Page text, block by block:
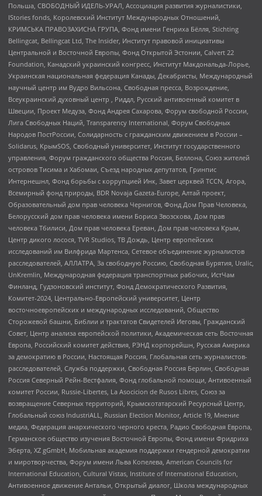
Польша, СВОБОДНЫЙ ИДЕЛЬ-УРАЛ, Ассоциация развития журналистики,
IStories fonds, Королевский Институт Международных Отношений,
КРИМСЬКА ПРАВОЗАХИСНА ГРУПА, Фонд имени Генриха Бёлля, Stichting
Bellingcat, Bellingcat Ltd, The Insider, Институт правовой инициативы
Центральной и Восточной Европы, Фонд Открытой Эстонии, Calvert 22
Foundation, Канадский украинский конгресс, Институт Макдональда-Лорье,
Украинская национальная федерация Канады, Декабристы, Международный
научный центр им Вудро Вильсона, Свободная пресса, Возрождение,
Всеукраинский духовный центр , Риддл, Русский антивоенный комитет в
Швеции, Проект Медуза, Фонд Андрея Сахарова, Форум свободной России,
Лига Свободных Наций, Transparеncy International, Форум Свободных
Народов ПостРоссии, Солидарность с гражданским движением в России –
Solidarus, КрымSOS, Свободный университет, Институт государственного
управления, Форум гражданского общества Россия, Беллона, Союз жителей
островов Тисима и Хабомаи, Съезд народных депутатов, Гринпис
Интернешнл, Фонд борьбы с коррупцией Инк, Завет церквей TCCN, Агора,
Всемирный фонд природы, BDR Novaja Gazeta-Europe, Алтай проект,
Образовательный дом прав человека Чернигов, Фонд Дом Прав Человека,
Белорусский дом прав человека имени Бориса Звозскова, Дом прав
человека Тбилиси, Дом прав человека Ереван, Дом прав человека Крым,
Центр дикого лосося, TVR Studios, ТВ Дождь, Центр европейских
исследований им Вилфрида Мартенса, Сетевое объединение журналистов
расследователей, АЛЛАТРА, За свободную Россию, Свободная Бурятия, Uralic,
UnKremlin, Международная федерация транспортных рабочих, ИстЧам
Финланд, Гудзоновский институт, Фонд Демократического Развития,
Комитет-2024, Центрально-Европейский университет, Центр
восточноевропейских и международных исследований, Общество
Сторожевой башни, Библии и трактатов Свидетелей Иеговы, Гражданский
Совет, Центр анализа европейской политики, Академическая сеть Восточная
Европа, Российский комитет действия, РЭНД корпорейшн, Русская Америка
за демократию в России, Настоящая Россия, Глобальная сеть журналистов-
расследователей, Служба поддержки, Свободная Россия Берлин, Свободная
Россия Северный Рейн-Вестфалия, Фонд глобальной помощи, Антивоенный
комитет России, Russie-Libertes, La Asocicion de Rusos Libres, Союз за
возвращение Северных территорий, Крымскотатарский Ресурсный Центр,
Глобальный союз IndustriALL, Russian Election Monitor, Article 19, Мнение
медиа, Федерация анархического черного креста, Радио Свободная Европа,
Германское общество изучения Восточной Европы, Фонд имени Фридриха
Эберта, XZ gGmbH, Мобильная академия поддержки гендерной демократии
и миротворчества, Форум имени Льва Копелева, American Councils for
International Education, Cultural Vistas, Institute of International Education,
Антивоенное движение Антальи, Открытый диалог, Школа международных